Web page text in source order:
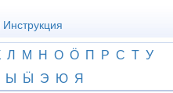
Инструкция
Л М Н О Ӧ П Р С Т У
Ы Ӹ Э Ю Я